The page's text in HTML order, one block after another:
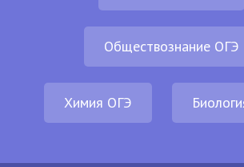
Обществознание ОГЭ
Химия ОГЭ